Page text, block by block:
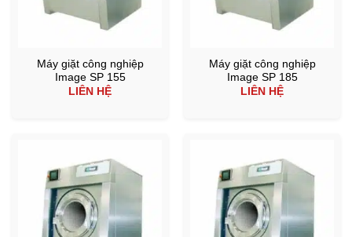
Máy giặt công nghiệp
Image SP 155
LIÊN HỆ
Máy giặt công nghiệp
Image SP 185
LIÊN HỆ